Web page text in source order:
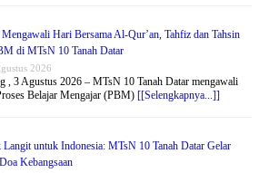
Mengawali Hari Bersama Al-Qur’an, Tahfiz dan Tahsin
di MTsN 10 Tanah Datar
2026
, 3 Agustus 2026 – MTsN 10 Tanah Datar mengawali
Belajar Mengajar (PBM) [[Selengkapnya...]]
Langit untuk Indonesia: MTsN 10 Tanah Datar Gelar
Kebangsaan